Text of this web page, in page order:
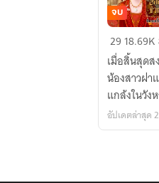
mad
of
me.
ชายา
สอง
ชีวิต
[王
妃
两
จบ
29 18.69K
เมื่อสิ้นสุดส
น้องสาวฝา
แกล้งในวัง
อัปเดตล่าสุด